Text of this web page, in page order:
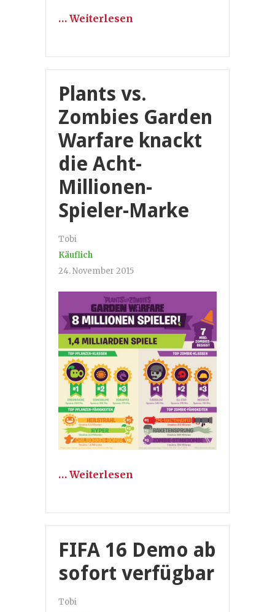
… Weiterlesen
Plants vs.
Zombies Garden
Warfare knackt
die Acht-
Millionen-
Spieler-Marke
Tobi
Käuflich
24. November 2015
… Weiterlesen
FIFA 16 Demo ab
sofort verfügbar
Tobi